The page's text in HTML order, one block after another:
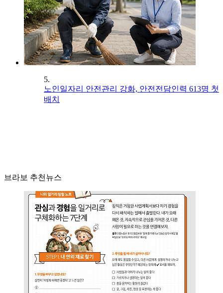
5.
노인일자리 안전관리 강화, 안전전담인력 613명 첫
배치
브라보 추천뉴스